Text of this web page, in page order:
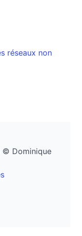
réseaux non
© Dominique